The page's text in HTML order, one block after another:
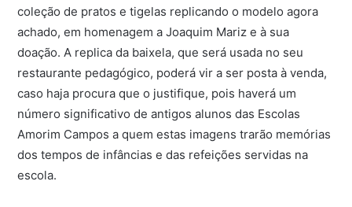
coleção de pratos e tigelas replicando o modelo agora
achado, em homenagem a Joaquim Mariz e à sua
doação. A replica da baixela, que será usada no seu
restaurante pedagógico, poderá vir a ser posta à venda,
caso haja procura que o justifique, pois haverá um
número significativo de antigos alunos das Escolas
Amorim Campos a quem estas imagens trarão memórias
dos tempos de infâncias e das refeições servidas na
escola.